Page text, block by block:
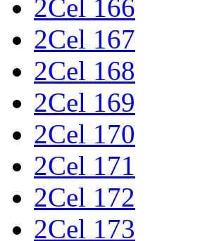
2Cel 166
2Cel 167
2Cel 168
2Cel 169
2Cel 170
2Cel 171
2Cel 172
2Cel 173